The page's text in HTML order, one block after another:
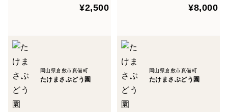
¥2,500
岡山県倉敷市真備町
たけまさぶどう園
¥8,000
岡山県倉敷市真備町
たけまさぶどう園